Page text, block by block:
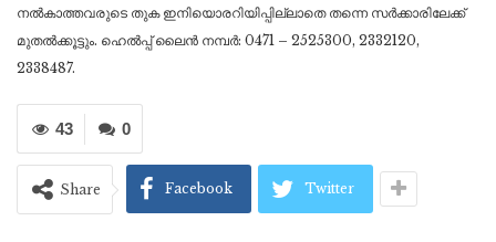
നൽകാത്തവരുടെ തുക ഇനിയൊരറിയിപ്പില്ലാതെ തന്നെ സർക്കാരിലേക്ക്
മുതൽക്കൂട്ടും. ഹെൽപ്പ് ലൈൻ നമ്പർ: 0471 – 2525300, 2332120,
2338487.
0
43
Share Facebook Twitter